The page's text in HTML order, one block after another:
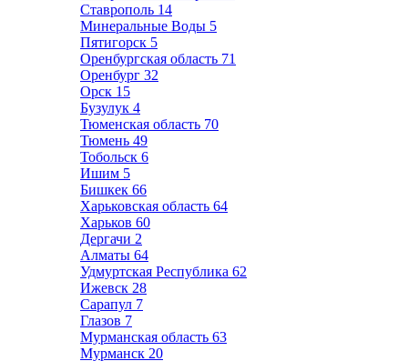
Ставрополь 14
Минеральные Воды 5
Пятигорск 5
Оренбургская область 71
Оренбург 32
Орск 15
Бузулук 4
Тюменская область 70
Тюмень 49
Тобольск 6
Ишим 5
Бишкек 66
Харьковская область 64
Харьков 60
Дергачи 2
Алматы 64
Удмуртская Республика 62
Ижевск 28
Сарапул 7
Глазов 7
Мурманская область 63
Мурманск 20